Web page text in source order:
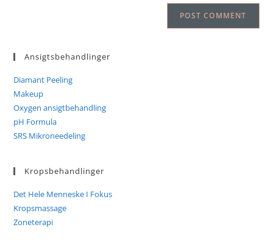
Ansigtsbehandlinger
Diamant Peeling
Makeup
Oxygen ansigtbehandling
pH Formula
SRS Mikroneedeling
Kropsbehandlinger
Det Hele Menneske I Fokus
Kropsmassage
Zoneterapi